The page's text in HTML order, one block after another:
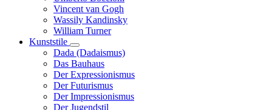
Vincent van Gogh
Wassily Kandinsky
William Turner
Kunststile
Unternavigation
von
Kunststile
Dada (Dadaismus)
Das Bauhaus
Der Expressionismus
Der Futurismus
Der Impressionismus
Der Jugendstil